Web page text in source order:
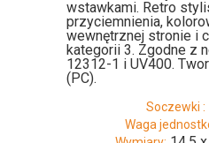
wstawkami. Retro
przyciemnienia,
wewnętrznej stronie i
kategorii 3. Zgodne z
12312-1 i UV400.
(PC).
Soczewki :
Waga